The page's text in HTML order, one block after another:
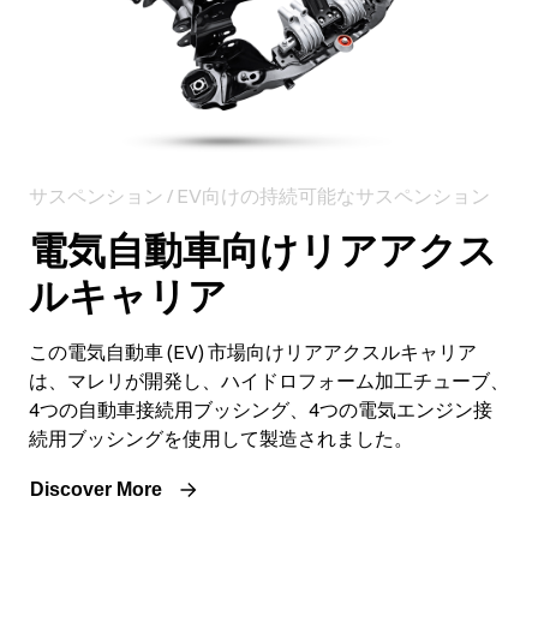
サスペンション / EV向けの持続可能なサスペンション
電気自動車向けリアアクス
ルキャリア
この電気自動車 (EV) 市場向けリアアクスルキャリア
は、マレリが開発し、ハイドロフォーム加工チューブ、
4つの自動車接続用ブッシング、4つの電気エンジン接
続用ブッシングを使用して製造されました。
Discover More